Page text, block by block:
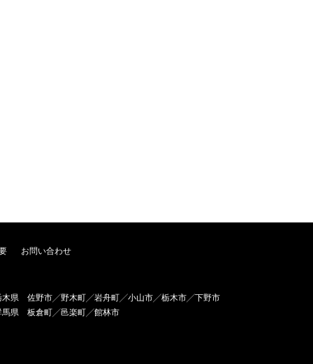
お問い合わせ
木県 佐野市╱野木町╱岩舟町╱小山市╱栃木市╱下野市
馬県 板倉町╱邑楽町╱館林市